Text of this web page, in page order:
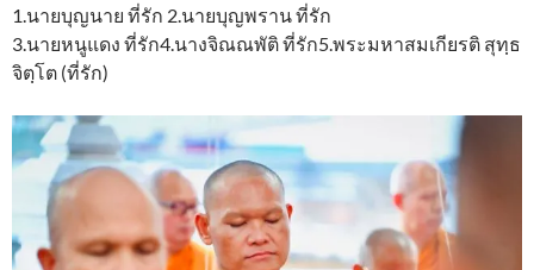
1.นายบุญนาย ที่รัก 2.นายบุญพราน ที่รัก
3.นายหนูแดง ที่รัก4.นางจิณณพัติ ที่รัก5.พระมหาสมเกียรติ สุทฺธ
จิตฺโต (ที่รัก)​